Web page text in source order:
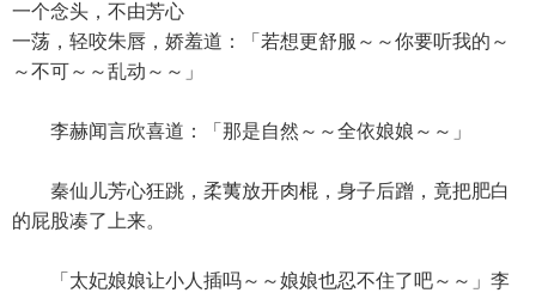
一个念头，不由芳心
一荡，轻咬朱唇，娇羞道：「若想更舒服～～你要听我的～
～不可～～乱动～～」
李赫闻言欣喜道：「那是自然～～全依娘娘～～」
秦仙儿芳心狂跳，柔荑放开肉棍，身子后蹭，竟把肥白
的屁股凑了上来。
「太妃娘娘让小人插吗～～娘娘也忍不住了吧～～」李